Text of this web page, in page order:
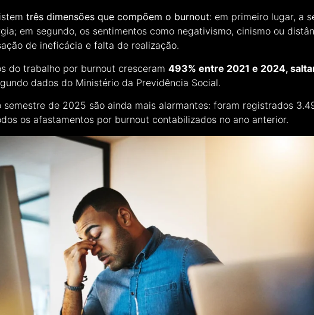
três dimensões que compõem o burnout: em primeiro lugar, a
em segundo, os sentimentos como negativismo, cinismo ou
de ineficácia e falta de realização.
do trabalho por burnout cresceram493% entre 2021 e 2024,
dados do Ministério da Previdência Social.
semestre de 2025 são ainda mais alarmantes: foram registrados
os afastamentos por burnout contabilizados no ano anterior.